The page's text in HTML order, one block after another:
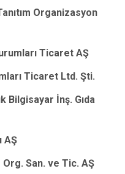
Organizasyon
Ticaret AŞ
Ticaret Ltd. Şti.
Bilgisayar İnş. Gıda
AŞ
Org. San. ve Tic. AŞ